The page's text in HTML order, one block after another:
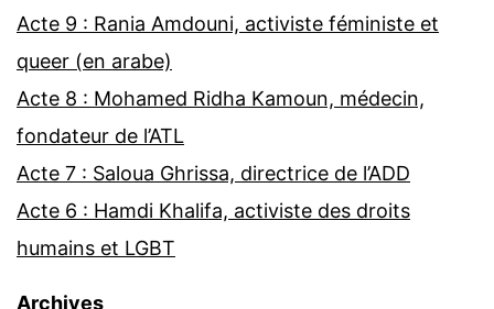
Acte 9 : Rania Amdouni, activiste féministe et
queer (en arabe)
Acte 8 : Mohamed Ridha Kamoun, médecin,
fondateur de l’ATL
Acte 7 : Saloua Ghrissa, directrice de l’ADD
Acte 6 : Hamdi Khalifa, activiste des droits
humains et LGBT
Archives